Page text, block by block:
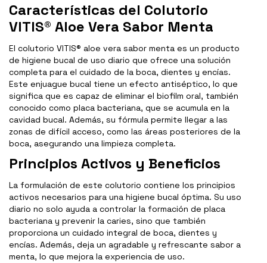
Características del Colutorio
VITIS® Aloe Vera Sabor Menta
El colutorio VITIS® aloe vera sabor menta es un producto
de higiene bucal de uso diario que ofrece una solución
completa para el cuidado de la boca, dientes y encías.
Este enjuague bucal tiene un efecto antiséptico, lo que
significa que es capaz de eliminar el biofilm oral, también
conocido como placa bacteriana, que se acumula en la
cavidad bucal. Además, su fórmula permite llegar a las
zonas de difícil acceso, como las áreas posteriores de la
boca, asegurando una limpieza completa.
Principios Activos y Beneficios
La formulación de este colutorio contiene los principios
activos necesarios para una higiene bucal óptima. Su uso
diario no solo ayuda a controlar la formación de placa
bacteriana y prevenir la caries, sino que también
proporciona un cuidado integral de boca, dientes y
encías. Además, deja un agradable y refrescante sabor a
menta, lo que mejora la experiencia de uso.